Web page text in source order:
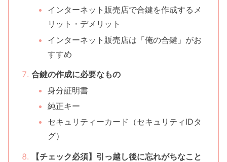
インターネット販売店で合鍵を作成するメ
リット・デメリット
インターネット販売店は「俺の合鍵」がお
すすめ
合鍵の作成に必要なもの
身分証明書
純正キー
セキュリティーカード（セキュリティIDタ
グ）
【チェック必須】引っ越し後に忘れがちなこと